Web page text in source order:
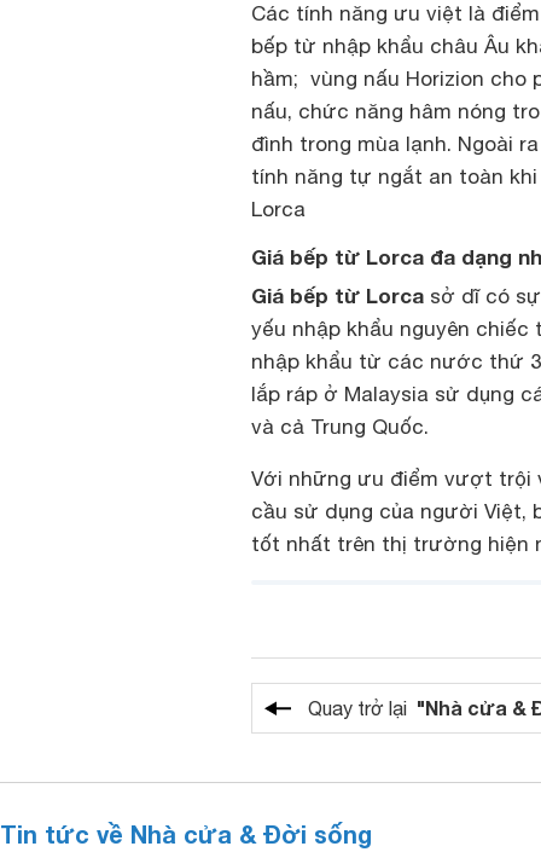
Các tính năng ưu việt là
bếp từ nhập khẩu châu Âu
hầm; vùng nấu Horizion cho
nấu, chức năng hâm nóng
đình trong mùa lạnh. Ngoài
tính năng tự ngắt an toàn
Lorca
Giá bếp từ Lorca đa dạng
Giá bếp từ Lorca sở dĩ có
yếu nhập khẩu nguyên
nhập khẩu từ các nước thứ
lắp ráp ở Malaysia sử dụng
và cả Trung Quốc.
Với những ưu điểm vượt trội
cầu sử dụng của người Việt,
tốt nhất trên thị trường hiện
Quay trở lại "Nhà cửa &
Tin tức về Nhà cửa & Đời sống